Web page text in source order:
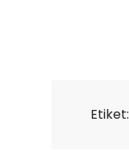
Etiket: